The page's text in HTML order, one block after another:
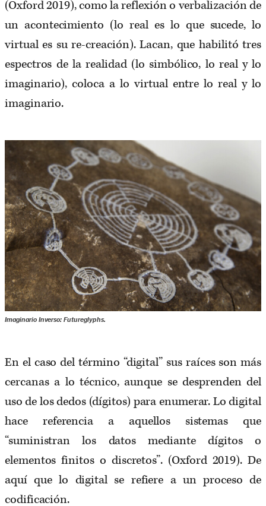
(Oxford 2019), como la reflexión o verbalización de
un acontecimiento (lo real es lo que sucede, lo
virtual es su re-creación). Lacan, que habilitó tres
espectros de la realidad (lo simbólico, lo real y lo
imaginario), coloca a lo virtual entre lo real y lo
imaginario.
Imaginario Inverso: Futureglyphs.
En el caso del término “digital” sus raíces son más
cercanas a lo técnico, aunque se desprenden del
uso de los dedos (dígitos) para enumerar. Lo digital
hace referencia a aquellos sistemas que
“suministran los datos mediante dígitos o
elementos finitos o discretos”. (Oxford 2019). De
aquí que lo digital se refiere a un proceso de
codificación.